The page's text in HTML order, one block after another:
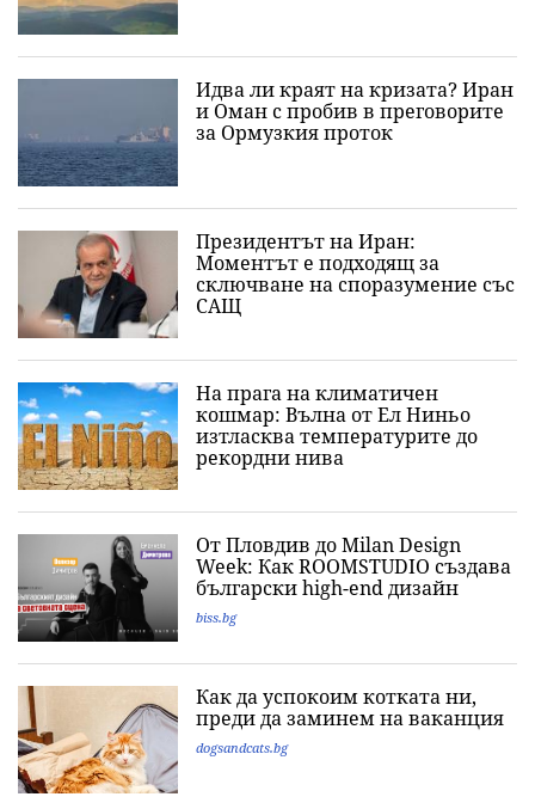
Идва ли краят на кризата? Иран
и Оман с пробив в преговорите
за Ормузкия проток
Президентът на Иран:
Моментът е подходящ за
сключване на споразумение със
САЩ
На прага на климатичен
кошмар: Вълна от Ел Ниньо
изтласква температурите до
рекордни нива
От Пловдив до Milan Design
Week: Как ROOMSTUDIO създава
български high-end дизайн
biss.bg
Как да успокоим котката ни,
преди да заминем на ваканция
dogsandcats.bg